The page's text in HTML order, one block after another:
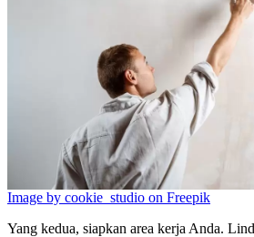
Image by cookie_studio on Freepik
Yang kedua, siapkan area kerja Anda.